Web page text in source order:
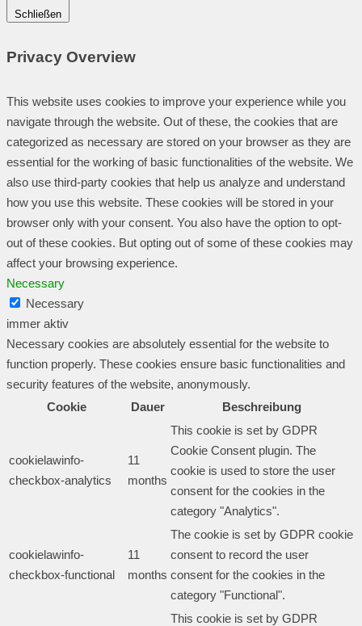
Schließen
Privacy Overview
This website uses cookies to improve your experience while you
navigate through the website. Out of these, the cookies that are
categorized as necessary are stored on your browser as they are
essential for the working of basic functionalities of the website. We
also use third-party cookies that help us analyze and understand
how you use this website. These cookies will be stored in your
browser only with your consent. You also have the option to opt-
out of these cookies. But opting out of some of these cookies may
affect your browsing experience.
Necessary
Necessary
immer aktiv
Necessary cookies are absolutely essential for the website to
function properly. These cookies ensure basic functionalities and
security features of the website, anonymously.
Cookie
Dauer Beschreibung
cookielawinfo-
checkbox-analytics
11
months
This cookie is set by GDPR
Cookie Consent plugin. The
cookie is used to store the user
consent for the cookies in the
category "Analytics".
cookielawinfo-
checkbox-functional
11
months
The cookie is set by GDPR cookie
consent to record the user
consent for the cookies in the
category "Functional".
This cookie is set by GDPR